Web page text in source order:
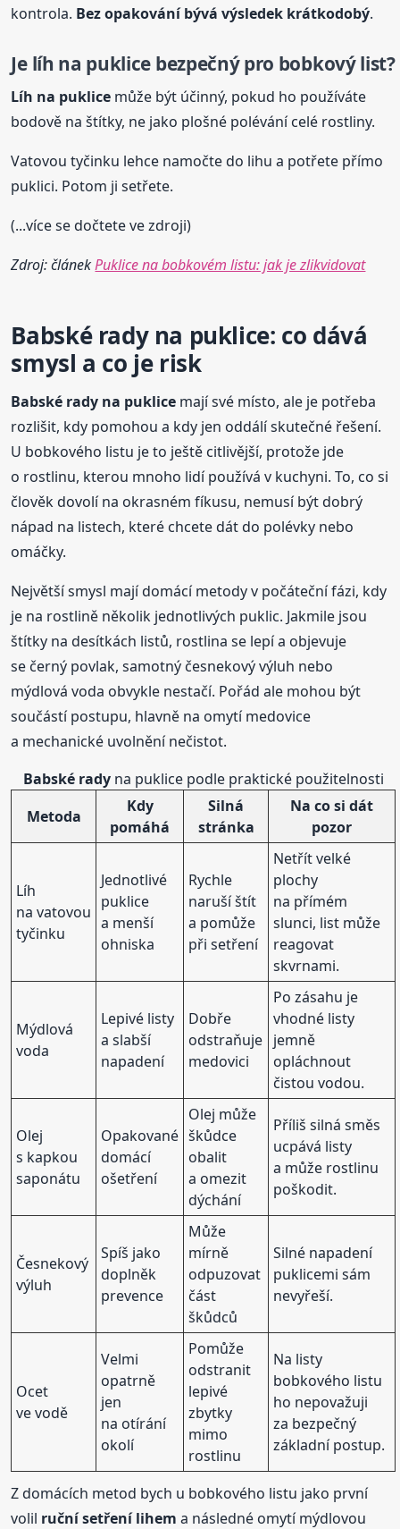
kontrola. Bez opakování bývá výsledek krátkodobý.
Je líh na puklice bezpečný pro bobkový list?
Líh na puklice může být účinný, pokud ho používáte
bodově na štítky, ne jako plošné polévání celé rostliny.
Vatovou tyčinku lehce namočte do lihu a potřete přímo
puklici. Potom ji setřete.
(...více se dočtete ve zdroji)
Zdroj: článekPuklice na bobkovém listu: jak je zlikvidovat
Babské radyna puklice: co dává
smysl a co je risk
Babské rady na puklice mají své místo, ale je potřeba
rozlišit, kdy pomohou a kdy jen oddálí skutečné řešení.
U bobkového listu je to ještě citlivější, protože jde
o rostlinu, kterou mnoho lidí používá v kuchyni. To, co si
člověk dovolí na okrasném fíkusu, nemusí být dobrý
nápad na listech, které chcete dát do polévky nebo
omáčky.
Největší smysl mají domácí metody v počáteční fázi, kdy
je na rostlině několik jednotlivých puklic. Jakmile jsou
štítky na desítkách listů, rostlina se lepí a objevuje
se černý povlak, samotný česnekový výluh nebo
mýdlová voda obvykle nestačí. Pořád ale mohou být
součástí postupu, hlavně na omytí medovice
a mechanické uvolnění nečistot.
Babské radyna puklice podle praktické použitelnosti
Metoda
Kdy
pomáhá
Silná
stránka
Na co si dát
pozor
Líh
na vatovou
tyčinku
Jednotlivé
puklice
a menší
ohniska
Rychle
naruší štít
a pomůže
při setření
Netřít velké
plochy
na přímém
slunci, list může
reagovat
skvrnami.
Mýdlová
voda
Lepivé listy
a slabší
napadení
Dobře
odstraňuje
medovici
Po zásahu je
vhodné listy
jemně
opláchnout
čistou vodou.
Olej
s kapkou
saponátu
Opakované
domácí
ošetření
Olej může
škůdce
obalit
a omezit
dýchání
Příliš silná směs
ucpává listy
a může rostlinu
poškodit.
Česnekový
výluh
Spíš jako
doplněk
prevence
Může
mírně
odpuzovat
část
škůdců
Silné napadení
puklicemi sám
nevyřeší.
Ocet
ve vodě
Velmi
opatrně
jen
na otírání
okolí
Pomůže
odstranit
lepivé
zbytky
mimo
rostlinu
Na listy
bobkového listu
ho nepovažuji
za bezpečný
základní postup.
Z domácích metod bych u bobkového listu jako první
volil ruční setření lihem a následné omytí mýdlovou